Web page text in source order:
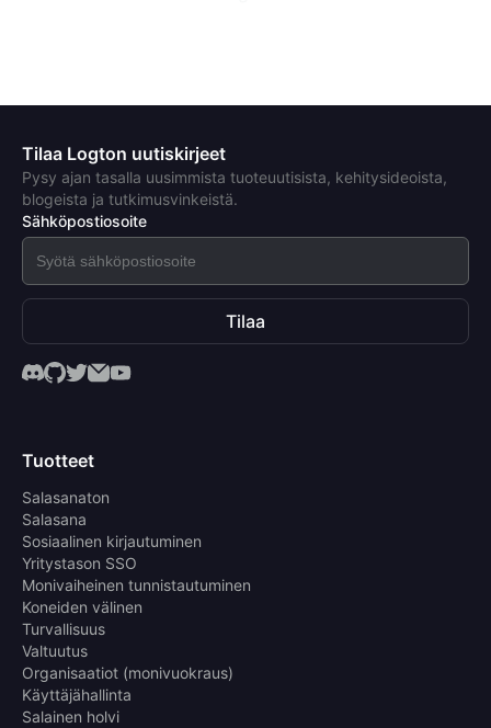
Tilaa Logton uutiskirjeet
Pysy ajan tasalla uusimmista tuoteuutisista, kehitysideoista,
blogeista ja tutkimusvinkeistä.
Sähköpostiosoite
Tilaa
Tuotteet
Salasanaton
Salasana
Sosiaalinen kirjautuminen
Yritystason SSO
Monivaiheinen tunnistautuminen
Koneiden välinen
Turvallisuus
Valtuutus
Organisaatiot (monivuokraus)
Käyttäjähallinta
Salainen holvi